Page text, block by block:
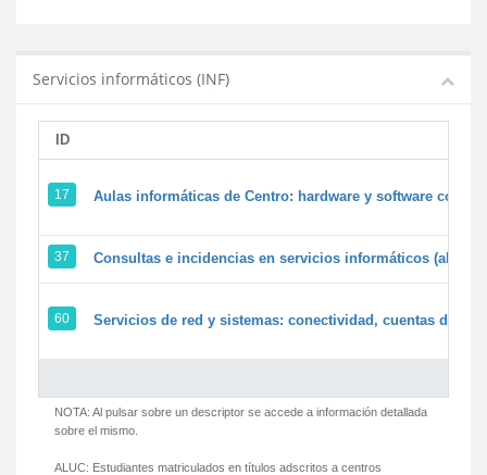
Servicios informáticos (INF)
ID
17 Aulas informáticas de Centro: hardware y software
37 Consultas e incidencias en servicios informáticos
60 Servicios de red y sistemas: conectividad, cuentas de
NOTA: Al pulsar sobre un descriptor se accede a información detallada
sobre el mismo.
ALUC: Estudiantes matriculados en títulos adscritos a centros